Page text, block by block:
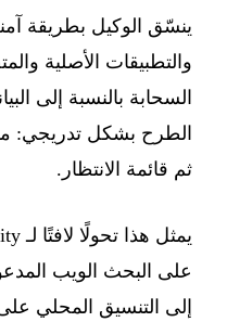
ينسّق الوكيل بطريقة
والتطبيقات الأصلية
السحابة بالنسبة إلى
ثم قائمة الانتظار.
إلى التنسيق المحلي